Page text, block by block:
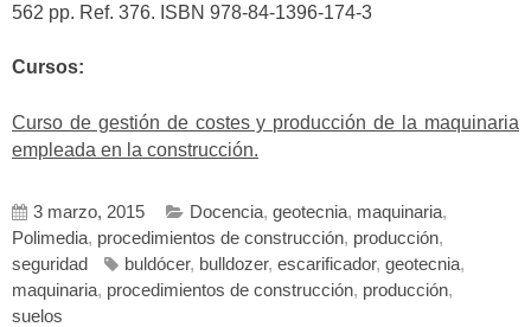
562 pp. Ref. 376. ISBN 978-84-1396-174-3
Cursos:
Curso de gestión de costes y producción de la maquinaria
empleada en la construcción.
3 marzo, 2015 Docencia, geotecnia, maquinaria,
Polimedia, procedimientos de construcción, producción,
seguridad
buldócer, bulldozer, escarificador, geotecnia,
maquinaria, procedimientos de construcción, producción,
suelos